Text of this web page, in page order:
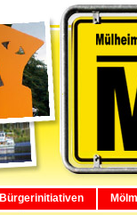
Bürgerinitiativen